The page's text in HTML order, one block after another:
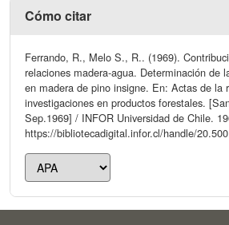
Cómo citar
Ferrando, R., Melo S., R.. (1969).
relaciones madera-agua. Determinación de
en madera de pino insigne. En: Actas de la
investigaciones en productos forestales.
Sep.1969] / INFOR Universidad de Chile.
https://bibliotecadigital.infor.cl/handle/